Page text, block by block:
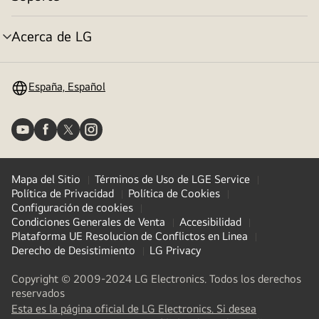
menú
Acerca de LG
Alternar
España, Español
Mapa del Sitio
Términos de Uso de LGE Service
Política de Privacidad
Política de Cookies
Configuración de cookies
Condiciones Generales de Venta
Accesibilidad
Plataforma UE Resolucion de Conflictos en Linea
Derecho de Desistimiento
LG Privacy
Copyright © 2009-2024 LG Electronics. Todos los derechos
reservados
Esta es la página oficial de LG Electronics. Si desea